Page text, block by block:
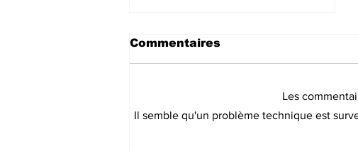
Commentaires
Les
Il semble qu'un problème technique est